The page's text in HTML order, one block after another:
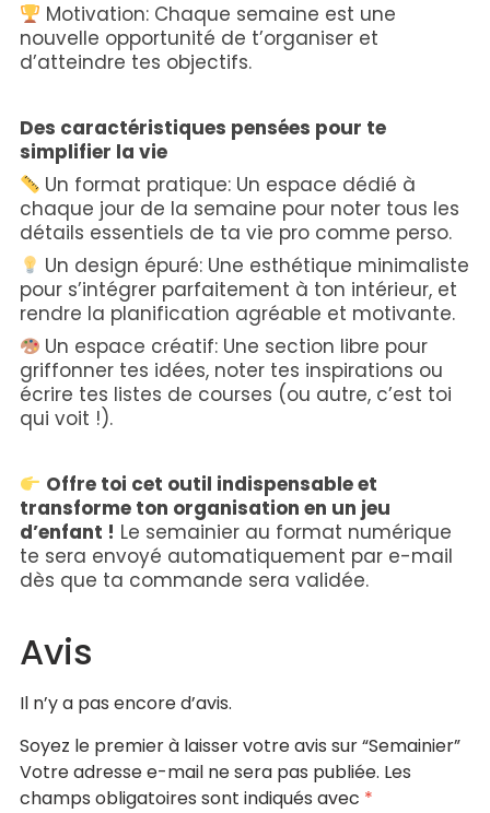
Motivation: Chaque semaine est une
nouvelle opportunité de t’organiser et
d’atteindre tes objectifs.
Des caractéristiques pensées pour te
simplifier la vie
Un format pratique: Un espace dédié à
chaque jour de la semaine pour noter tous les
détails essentiels de ta vie pro comme perso.
Un design épuré: Une esthétique minimaliste
pour s’intégrer parfaitement à ton intérieur, et
rendre la planification agréable et motivante.
Un espace créatif: Une section libre pour
griffonner tes idées, noter tes inspirations ou
écrire tes listes de courses (ou autre, c’est toi
qui voit !).
Offre toi cet outil indispensable et
transforme ton organisation en un jeu
d’enfant ! Le semainier au format numérique
te sera envoyé automatiquement par e-mail
dès que ta commande sera validée.
Avis
Il n’y a pas encore d’avis.
Soyez le premier à laisser votre avis sur “Semainier”
Votre adresse e-mail ne sera pas publiée. Les
champs obligatoires sont indiqués avec *